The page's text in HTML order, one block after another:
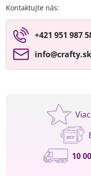
Kontaktujte nás:
+421 951 987
info​@crafty​.sk
10